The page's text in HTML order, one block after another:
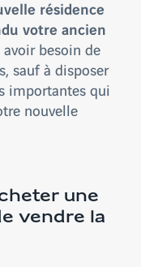
résidence
votre ancien
avoir besoin de
sauf à disposer
importantes qui
nouvelle
une
vendre la